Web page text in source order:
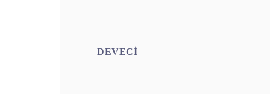
DEVECİ